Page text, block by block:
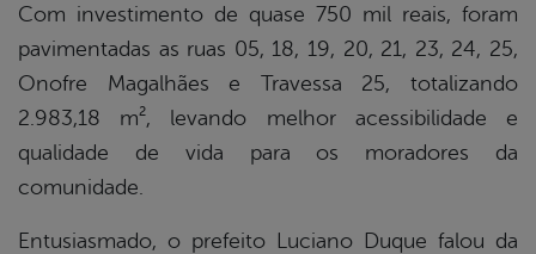
Com investimento de quase 750 mil reais, foram
pavimentadas as ruas 05, 18, 19, 20, 21, 23, 24, 25,
Onofre Magalhães e Travessa 25, totalizando
2.983,18 m², levando melhor acessibilidade e
qualidade de vida para os moradores da
comunidade.
Entusiasmado, o prefeito Luciano Duque falou da